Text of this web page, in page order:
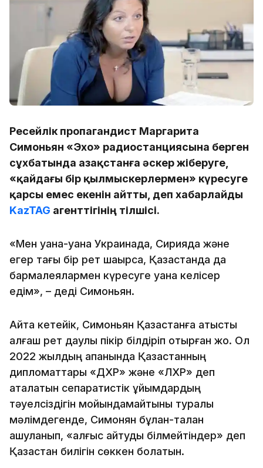
Ресейлік пропагандист Маргарита
Симоньян «Эхо» радиостанциясына берген
сұхбатында Қазақстанға әскер жіберуге,
«қайдағы бір қылмыскерлермен» күресуге
қарсы емес екенін айтты, деп хабарлайды
KazTAG агенттігінің тілшісі.
«Мен қуана-қуана Украинада, Сирияда және
егер тағы бір рет шақырса, Қазақстанда да
бармалеялармен күресуге қуана келісер
едім», – деді Симоньян.
Айта кетейік, Симоньян Қазақстанға қатысты
алғаш рет даулы пікір білдіріп отырған жоқ. Ол
2022 жылдың ақпанында Қазақстанның
дипломаттары «ДХР» және «ЛХР» деп
аталатын сепаратистік ұйымдардың
тәуелсіздігін мойындамайтыны туралы
мәлімдегенде, Симонян бұлқан-талқан
ашуланып, «алғыс айтуды білмейтіндер» деп
Қазақстан билігін сөккен болатын.